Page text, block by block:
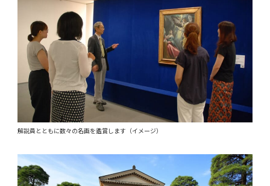
解説員とともに数々の名画を鑑賞します（イメージ）